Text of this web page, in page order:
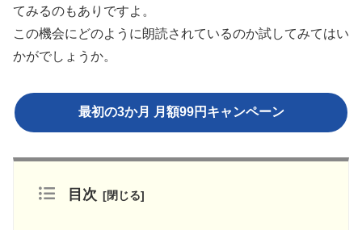
てみるのもありですよ。
この機会にどのように朗読されているのか試してみてはい
かがでしょうか。
最初の3か月 月額99円キャンペーン
目次